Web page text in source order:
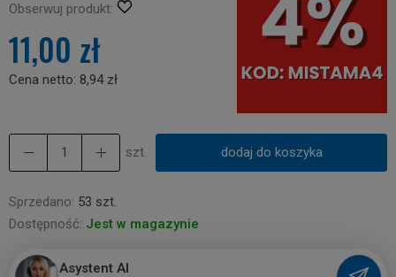
Obserwuj produkt:
11,00 zł
Cena netto: 8,94 zł
szt. dodaj do koszyka
Sprzedano: 53 szt.
Dostępność: Jest w magazynie
Asystent AI